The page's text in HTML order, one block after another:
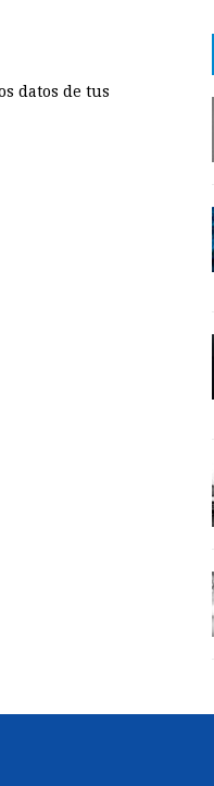
datos de tus